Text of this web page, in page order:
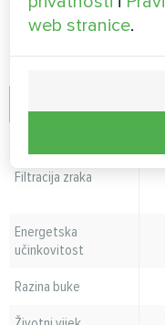
Tablica
Filtracija zraka
Energetska
učinkovitost
Razina buke
web stranice.